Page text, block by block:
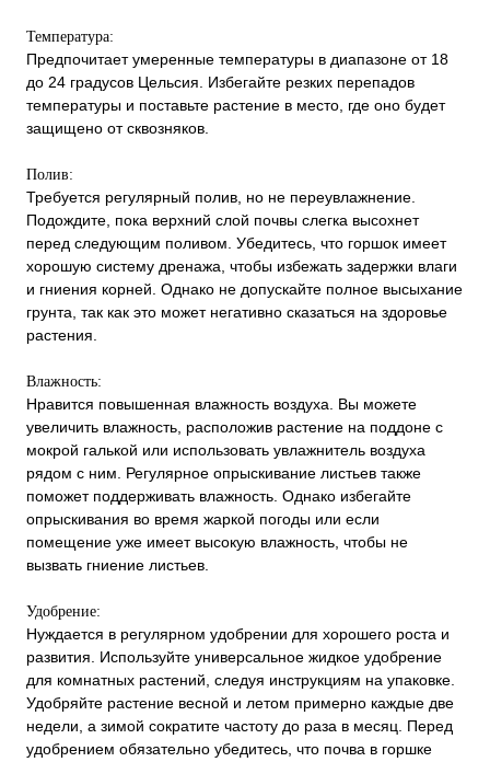
Температура:
Предпочитает умеренные температуры в диапазоне от 18
до 24 градусов Цельсия. Избегайте резких перепадов
температуры и поставьте растение в место, где оно будет
защищено от сквозняков.
Полив:
Требуется регулярный полив, но не переувлажнение.
Подождите, пока верхний слой почвы слегка высохнет
перед следующим поливом. Убедитесь, что горшок имеет
хорошую систему дренажа, чтобы избежать задержки влаги
и гниения корней. Однако не допускайте полное высыхание
грунта, так как это может негативно сказаться на здоровье
растения.
Влажность:
Нравится повышенная влажность воздуха. Вы можете
увеличить влажность, расположив растение на поддоне с
мокрой галькой или использовать увлажнитель воздуха
рядом с ним. Регулярное опрыскивание листьев также
поможет поддерживать влажность. Однако избегайте
опрыскивания во время жаркой погоды или если
помещение уже имеет высокую влажность, чтобы не
вызвать гниение листьев.
Удобрение:
Нуждается в регулярном удобрении для хорошего роста и
развития. Используйте универсальное жидкое удобрение
для комнатных растений, следуя инструкциям на упаковке.
Удобряйте растение весной и летом примерно каждые две
недели, а зимой сократите частоту до раза в месяц. Перед
удобрением обязательно убедитесь, что почва в горшке